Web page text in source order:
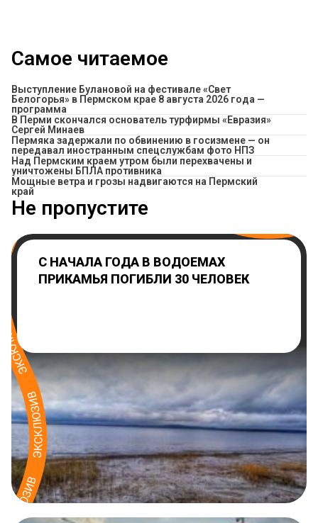
Самое читаемое
Выступление Булановой на фестивале «Свет
Белогорья» в Пермском крае 8 августа 2026 года —
программа
В Перми скончался основатель турфирмы «Евразия»
Сергей Минаев
Пермяка задержали по обвинению в госизмене — он
передавал иностранным спецслужбам фото НПЗ
Над Пермским краем утром были перехвачены и
уничтожены БПЛА противника
Мощные ветра и грозы надвигаются на Пермский
край
Не пропустите
С НАЧАЛА ГОДА В ВОДОЕМАХ
ПРИКАМЬЯ ПОГИБЛИ 30 ЧЕЛОВЕК